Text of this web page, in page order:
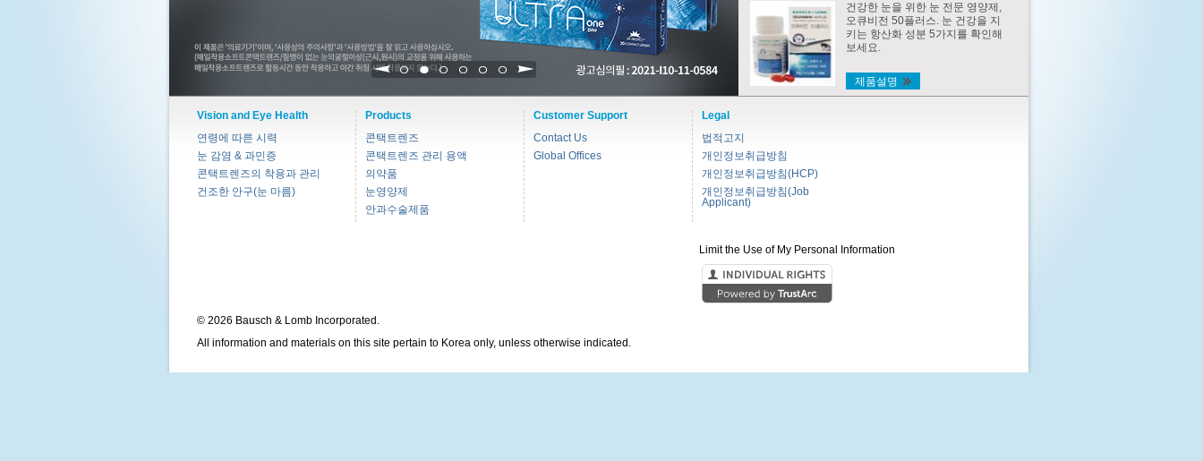
1 2 3 4 5 6
건강한 눈을 위한 눈 전문 영양제,
오큐비전 50플러스. 눈 건강을 지
키는 항산화 성분 5가지를 확인해
보세요.
제품설명
Vision and Eye Health
연령에 따른 시력
눈 감염 & 과민증
콘택트렌즈의 착용과 관리
건조한 안구(눈 마름)
Products
콘택트렌즈
콘택트렌즈 관리 용액
의약품
눈영양제
안과수술제품
Customer Support
Contact Us
Global Offices
Legal
법적고지
개인정보취급방침
개인정보취급방침(HCP)
개인정보취급방침(Job
Applicant)
Limit the Use of My Personal Information
© 2026 Bausch & Lomb Incorporated.
All information and materials on this site pertain to Korea only, unless otherwise indicated.